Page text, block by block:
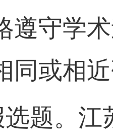
遵守学
同或相
选题。江